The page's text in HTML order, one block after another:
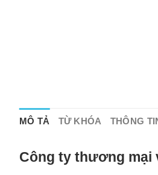
MÔ TẢ TỪ KHÓA THÔNG
Công ty thương mại